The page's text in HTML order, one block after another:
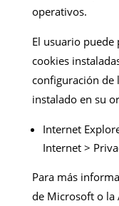
operativos.
El usuario
cookies
configuración de
instalado en su
Internet
Internet >
Para más
de Microsoft o la